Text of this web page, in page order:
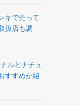
キで売って
扱店も調
ルとナチュ
すすめか紹